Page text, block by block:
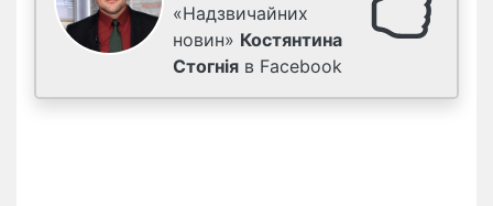
«Надзвичайних
новин» Костянтина
Стогнія в Facebook